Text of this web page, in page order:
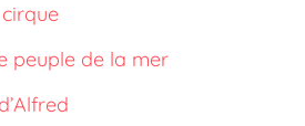
cirque
peuple de la mer